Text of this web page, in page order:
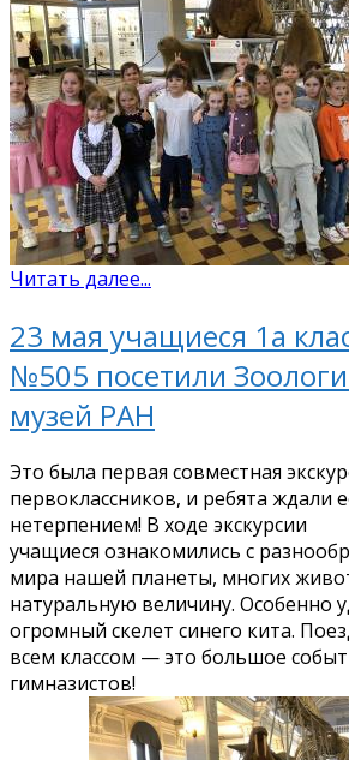
Читать далее...
23 мая учащиеся 1а
№505 посетили
музей РАН
Это была первая совместная
первоклассников, и ребята ждали
нетерпением! В ходе экскурсии
учащиеся ознакомились с
мира нашей планеты, многих
натуральную величину. Особенно
огромный скелет синего кита.
всем классом — это большое
гимназистов!